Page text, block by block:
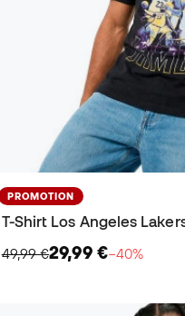
PROMOTION
49,99 €29,99 €−40%